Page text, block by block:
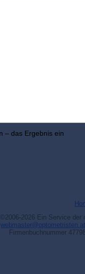
– das Ergebnis ein
©2006-2026 Ein Service
Firmenbuchnummer